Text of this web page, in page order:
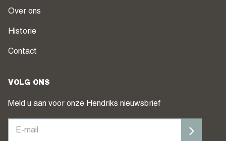
Over ons
Historie
Contact
VOLG ONS
Meld u aan voor onze Hendriks nieuwsbrief